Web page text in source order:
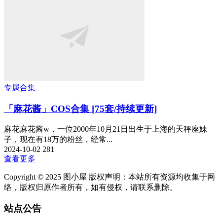
专属合集
「麻花酱」COS合集 [75套/持续更新]
麻花麻花酱w，一位2000年10月21日出生于上海的天秤座妹
子，现在有18万的粉丝，经常...
2024-10-02 281
查看更多
Copyright © 2025 图小屋 版权声明：本站所有资源均收集于网
络，版权归原作者所有，如有侵权，请联系删除。
站点公告